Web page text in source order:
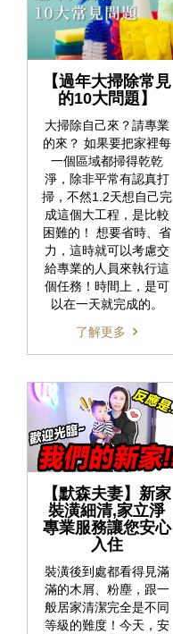
【過年大掃除常見
的10大問題】
大掃除自己來？請專業
的來？ 如果要把家裡每
一個區域都掃得乾乾
淨，除非平常有認真打
掃，不然1.2天想自己完
成這個大工程，是比較
困難的！ 想要省時、省
力，這時就可以考慮交
給專業的人員來執行這
個任務！時間上，是可
以在一天就完成的。
了解更多
【默森夫妻】新家
裝潢細清,家立淨
專業服務讓您安心
入住
裝潢後到處都看得見滿
滿的木屑、粉塵，跟一
般居家清潔完全是不同
等級的難度！今天，安